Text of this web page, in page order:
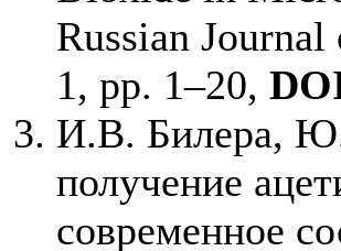
Russian
1, pp. 1–20,
И.В. Билера,
получение
современное